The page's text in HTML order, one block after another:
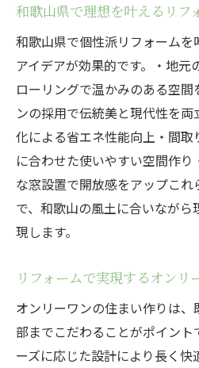
理想の住まいへ導くリフ
リフォームで快適な
ト
和歌山県で重視した
機能性とデザインを
工務店との打ち合わ
リフォーム計画で失
補助金も活用した理
和歌山で選ぶ個性派
リフォームで叶える
地元工務店と協力す
和歌山県で理想を叶えるリフ
和歌山県で個性派リフォーム
アイデアが効果的です。・地元
ローリングで温かみのある空
ンの採用で伝統美と現代性を
化による省エネ性能向上・間
に合わせた使いやすい空間作
な窓設置で開放感をアップこれ
で、和歌山の風土に合いなが
現します。
リフォームで実現するオンリ
オンリーワンの住まい作りは、
部までこだわることがポイント
ーズに応じた設計により長く快